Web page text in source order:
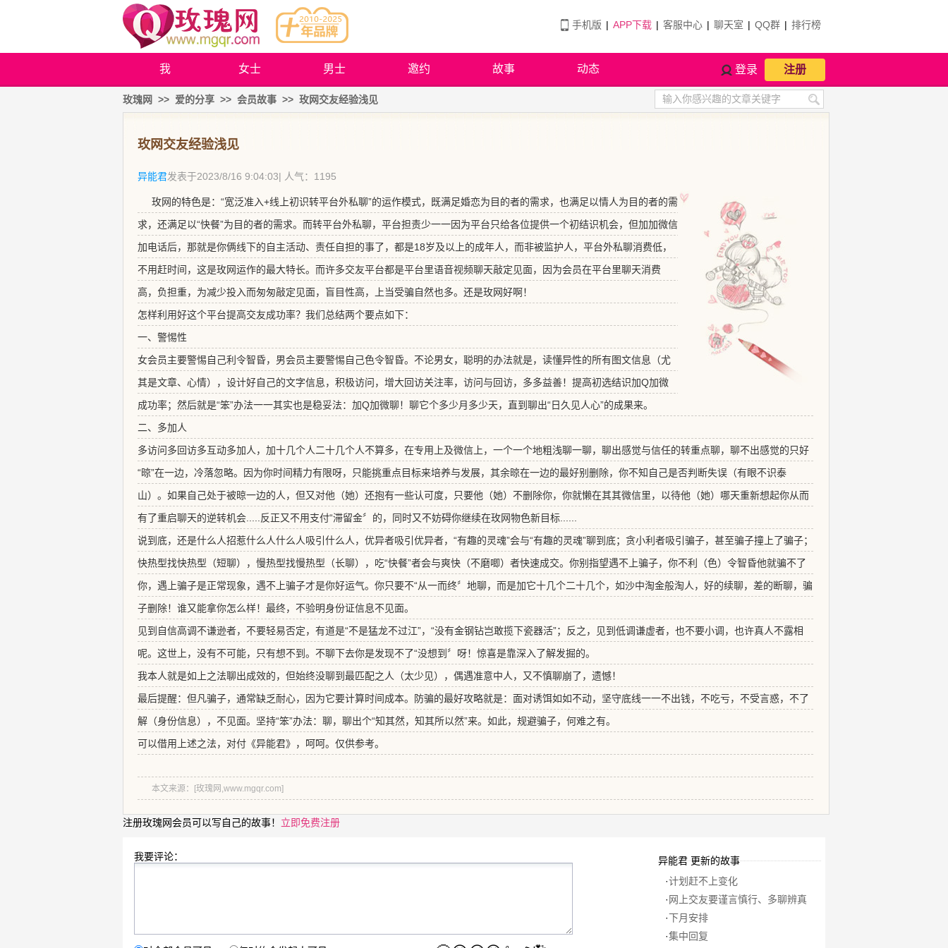
手机版 | APP下载 | 客服中心 | 聊天室 | QQ群 | 排行榜
登录 注册
我 女士 男士 邀约 故事 动态
玫瑰网 >> 爱的分享 >> 会员故事 >> 玫网交友经验浅见
玫网交友经验浅见
异能君发表于2023/8/16 9:04:03| 人气：1195
玫网的特色是：“宽泛准入+线上初识转平台外私聊”的运作模式，既满足婚恋为目的者的需求，也满足以情人为目的者的需
求，还满足以“快餐”为目的者的需求。而转平台外私聊，平台担责少一一因为平台只给各位提供一个初结识机会，但加加微信
加电话后，那就是你俩线下的自主活动、责任自担的事了，都是18岁及以上的成年人，而非被监护人，平台外私聊消费低，
不用赶时间，这是玫网运作的最大特长。而许多交友平台都是平台里语音视频聊天敲定见面，因为会员在平台里聊天消费
高，负担重，为减少投入而匆匆敲定见面，盲目性高，上当受骗自然也多。还是玫网好啊！
怎样利用好这个平台提高交友成功率？我们总结两个要点如下：
一、警惕性
女会员主要警惕自己利令智昏，男会员主要警惕自己色令智昏。不论男女，聪明的办法就是，读懂异性的所有图文信息（尤
其是文章、心情），设计好自己的文字信息，积极访问，增大回访关注率，访问与回访，多多益善！提高初选结识加Q加微
成功率；然后就是“笨”办法一一其实也是稳妥法：加Q加微聊！聊它个多少月多少天，直到聊出“日久见人心”的成果来。
二、多加人
多访问多回访多互动多加人，加十几个人二十几个人不算多，在专用上及微信上，一个一个地粗浅聊一聊，聊出感觉与信任的转重点聊，聊不出感觉的只好
“晾”在一边，冷落忽略。因为你时间精力有限呀，只能挑重点目标来培养与发展，其余晾在一边的最好别删除，你不知自己是否判断失误（有眼不识泰
山）。如果自己处于被晾一边的人，但又对他（她）还抱有一些认可度，只要他（她）不删除你，你就懒在其其微信里，以待他（她）哪天重新想起你从而
有了重启聊天的逆转机会.....反正又不用支付“滞留金〞的，同时又不妨碍你继续在玫网物色新目标......
说到底，还是什么人招惹什么人什么人吸引什么人，优异者吸引优异者，“有趣的灵魂”会与“有趣的灵魂”聊到底；贪小利者吸引骗子，甚至骗子撞上了骗子；
快热型找快热型（短聊），慢热型找慢热型（长聊），吃“快餐”者会与爽快（不磨唧）者快速成交。你别指望遇不上骗子，你不利（色）令智昏他就骗不了
你，遇上骗子是正常现象，遇不上骗子才是你好运气。你只要不“从一而终〞地聊，而是加它十几个二十几个，如沙中淘金般淘人，好的续聊，差的断聊，骗
子删除！谁又能拿你怎么样！最终，不验明身份证信息不见面。
见到自信高调不谦逊者，不要轻易否定，有道是“不是猛龙不过江”，“没有金钢钻岂敢揽下瓷器活”；反之，见到低调谦虚者，也不要小调，也许真人不露相
呢。这世上，没有不可能，只有想不到。不聊下去你是发现不了“没想到〞呀！惊喜是靠深入了解发掘的。
我本人就是如上之法聊出成效的，但始终没聊到最匹配之人（太少见），偶遇准意中人，又不慎聊崩了，遗憾！
最后提醒：但凡骗子，通常缺乏耐心，因为它要计算时间成本。防骗的最好攻略就是：面对诱饵如如不动，坚守底线一一不出钱，不吃亏，不受言惑，不了
解（身份信息），不见面。坚持“笨”办法：聊，聊出个“知其然，知其所以然”来。如此，规避骗子，何难之有。
可以借用上述之法，对付《异能君》，呵呵。仅供参考。
本文来源：[玫瑰网,www.mgqr.com]
注册玫瑰网会员可以写自己的故事！ 立即免费注册
异能君 更新的故事
·计划赶不上变化
· 网上交友要谨言慎行、多聊辨真
·下月安排
·集中回复
我要评论：